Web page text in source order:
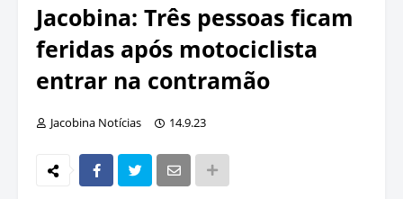
Jacobina: Três pessoas ficam
feridas após motociclista
entrar na contramão
Jacobina Notícias 14.9.23